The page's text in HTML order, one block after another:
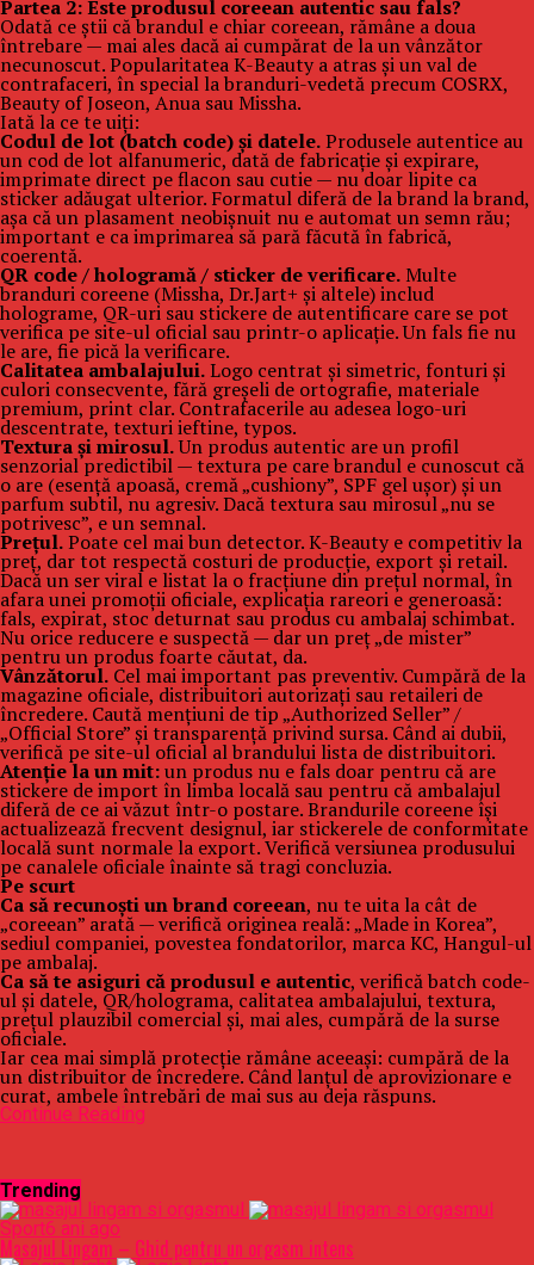
Partea 2: Este produsul coreean autentic sau fals?
Odată ce știi că brandul e chiar coreean, rămâne a doua
întrebare — mai ales dacă ai cumpărat de la un vânzător
necunoscut. Popularitatea K-Beauty a atras și un val de
contrafaceri, în special la branduri-vedetă precum COSRX,
Beauty of Joseon, Anua sau Missha.
Iată la ce te uiți:
Codul de lot (batch code) și datele.Produsele autentice au
un cod de lot alfanumeric, dată de fabricație și expirare,
imprimate direct pe flacon sau cutie — nu doar lipite ca
sticker adăugat ulterior. Formatul diferă de la brand la brand,
așa că un plasament neobișnuit nu e automat un semn rău;
important e ca imprimarea să pară făcută în fabrică,
coerentă.
QR code / hologramă / sticker de verificare.Multe
branduri coreene (Missha, Dr.Jart+ și altele) includ
holograme, QR-uri sau stickere de autentificare care se pot
verifica pe site-ul oficial sau printr-o aplicație. Un fals fie nu
le are, fie pică la verificare.
Calitatea ambalajului.Logo centrat și simetric, fonturi și
culori consecvente, fără greșeli de ortografie, materiale
premium, print clar. Contrafacerile au adesea logo-uri
descentrate, texturi ieftine, typos.
Textura și mirosul.Un produs autentic are un profil
senzorial predictibil — textura pe care brandul e cunoscut că
o are (esență apoasă, cremă „cushiony”, SPF gel ușor) și un
parfum subtil, nu agresiv. Dacă textura sau mirosul „nu se
potrivesc”, e un semnal.
Prețul.Poate cel mai bun detector. K-Beauty e competitiv la
preț, dar tot respectă costuri de producție, export și retail.
Dacă un ser viral e listat la o fracțiune din prețul normal, în
afara unei promoții oficiale, explicația rareori e generoasă:
fals, expirat, stoc deturnat sau produs cu ambalaj schimbat.
Nu orice reducere e suspectă — dar un preț „de mister”
pentru un produs foarte căutat, da.
Vânzătorul. Cel mai important pas preventiv. Cumpără de la
magazine oficiale, distribuitori autorizați sau retaileri de
încredere. Caută mențiuni de tip „Authorized Seller” /
„Official Store” și transparență privind sursa. Când ai dubii,
verifică pe site-ul oficial al brandului lista de distribuitori.
Atenție la un mit:un produs nu e fals doar pentru că are
stickere de import în limba locală sau pentru că ambalajul
diferă de ce ai văzut într-o postare. Brandurile coreene își
actualizează frecvent designul, iar stickerele de conformitate
locală sunt normale la export. Verifică versiunea produsului
pe canalele oficiale înainte să tragi concluzia.
Pe scurt
Ca să recunoști un brand coreean, nu te uita la cât de
„coreean” arată — verifică originea reală: „Made in Korea”,
sediul companiei, povestea fondatorilor, marca KC, Hangul-ul
pe ambalaj.
Ca să te asiguri că produsul e autentic, verifică batch code-
ul și datele, QR/holograma, calitatea ambalajului, textura,
prețul plauzibil comercial și, mai ales, cumpără de la surse
oficiale.
Iar cea mai simplă protecție rămâne aceeași: cumpără de la
un distribuitor de încredere. Când lanțul de aprovizionare e
curat, ambele întrebări de mai sus au deja răspuns.
Continue Reading
Trending
Sport6 ani ago
Masajul Lingam – Ghid pentru un orgasm intens